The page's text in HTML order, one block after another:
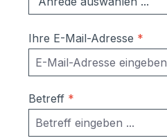
Ihre E-Mail-Adresse *
Betreff *